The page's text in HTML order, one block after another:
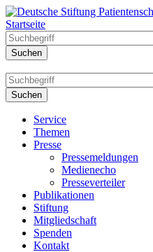
Startseite
Service
Themen
Presse
Pressemeldungen
Medienecho
Presseverteiler
Publikationen
Stiftung
Mitgliedschaft
Spenden
Kontakt